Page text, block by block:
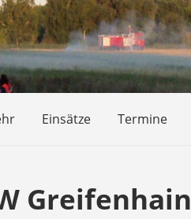
Einsätze Termine
Greifenhain